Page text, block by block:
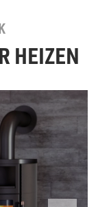
HEIZEN